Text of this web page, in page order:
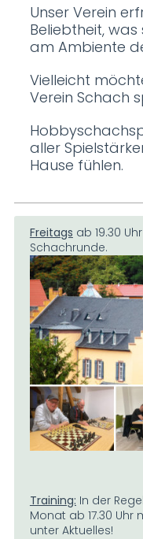
Unser Verein
Beliebtheit,
am Ambiente
Vielleicht
Verein Schach
aller
Hause fühlen.
Freitags ab 19.30
Schachrunde.
Training: In der
Monat ab 17.30 Uhr
unter Aktuelles!